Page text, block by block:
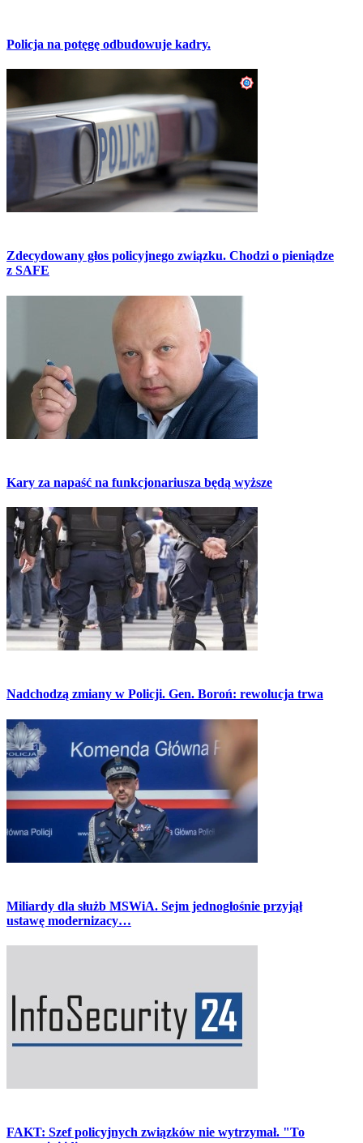
Policja na potęgę odbudowuje kadry.
Zdecydowany głos policyjnego związku. Chodzi o pieniądze
z SAFE
Kary za napaść na funkcjonariusza będą wyższe
Nadchodzą zmiany w Policji. Gen. Boroń: rewolucja trwa
Miliardy dla służb MSWiA. Sejm jednogłośnie przyjął
ustawę modernizacy…
FAKT: Szef policyjnych związków nie wytrzymał. "To